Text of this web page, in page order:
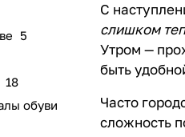
С
слишком
Утром —
быть
Часто
сложность
5
18
обуви